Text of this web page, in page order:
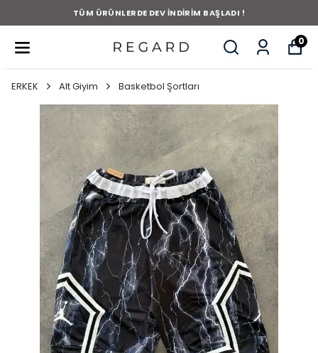
TÜM ÜRÜNLERDE DEV İNDİRİM BAŞLADI !
0
ERKEK Alt Giyim Basketbol Şortları